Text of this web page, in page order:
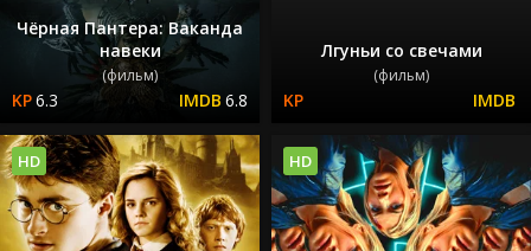
Чёрная Пантера: Ваканда
навеки
(фильм)
6.3 6.8
Лгуньи со свечами
(фильм)
HD HD